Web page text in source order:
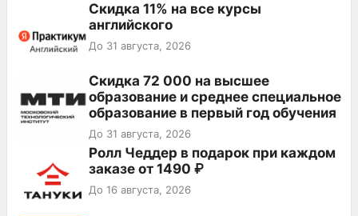
Скидка 11% на все курсы
английского
До 31 августа, 2026
Скидка 72 000 на высшее
образование и среднее специальное
образование в первый год обучения
До 31 августа, 2026
Ролл Чеддер в подарок при каждом
заказе от 1490 ₽
До 16 августа, 2026